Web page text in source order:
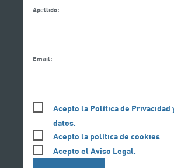
Apellido:
Email:
Acepto la Política de Privacidad
datos.
Acepto la política de cookies
Acepto el Aviso Legal.